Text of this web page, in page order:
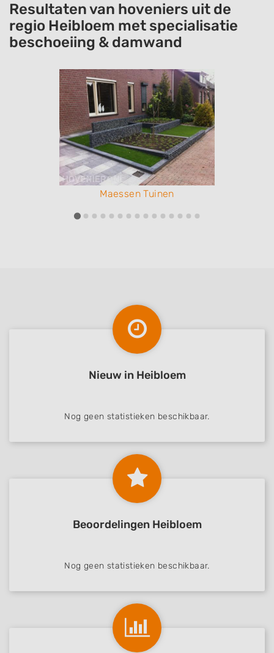
Resultaten van hoveniers uit de
regio Heibloem met specialisatie
beschoeiing & damwand
Maessen Tuinen
Nieuw in Heibloem
Nog geen statistieken beschikbaar.
Beoordelingen Heibloem
Nog geen statistieken beschikbaar.